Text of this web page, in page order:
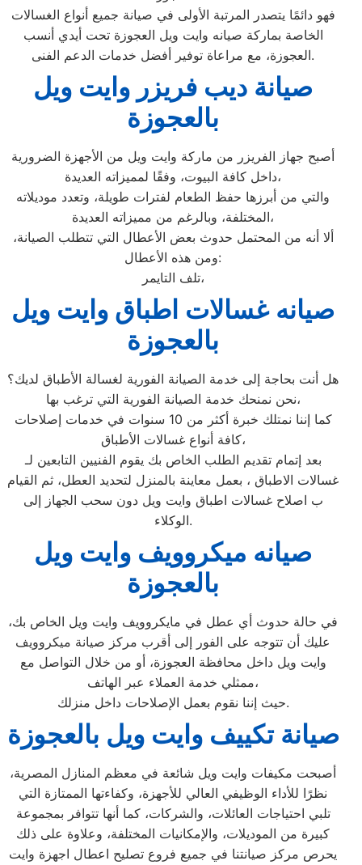
فهو دائمًا يتصدر المرتبة الأولى في صيانة جميع أنواع الغسالات
الخاصة بماركة صيانه وايت ويل العجوزة تحت أيدي أنسب
العجوزة، مع مراعاة توفير أفضل خدمات الدعم الفنى.
صيانة ديب فريزر وايت ويل
بالعجوزة
أصبح جهاز الفريزر من ماركة وايت ويل من الأجهزة الضرورية
داخل كافة البيوت، وفقًا لمميزاته العديدة،
والتي من أبرزها حفظ الطعام لفترات طويلة، وتعدد موديلاته
المختلفة، وبالرغم من مميزاته العديدة،
ألا أنه من المحتمل حدوث بعض الأعطال التي تتطلب الصيانة،
ومن هذه الأعطال:
تلف التايمر،
صيانه غسالات اطباق وايت ويل
بالعجوزة
هل أنت بحاجة إلى خدمة الصيانة الفورية لغسالة الأطباق لديك؟
نحن نمنحك خدمة الصيانة الفورية التي ترغب بها،
كما إننا نمتلك خبرة أكثر من 10 سنوات في خدمات إصلاحات
كافة أنواع غسالات الأطباق،
بعد إتمام تقديم الطلب الخاص بك يقوم الفنيين التابعين لـ
غسالات الاطباق ، بعمل معاينة بالمنزل لتحديد العطل، ثم القيام
ب اصلاح غسالات اطباق وايت ويل دون سحب الجهاز إلى
الوكلاء.
صيانه ميكروويف وايت ويل
بالعجوزة
في حالة حدوث أي عطل في مايكروويف وايت ويل الخاص بك،
عليك أن تتوجه على الفور إلى أقرب مركز صيانة ميكروويف
وايت ويل داخل محافظة العجوزة، أو من خلال التواصل مع
ممثلي خدمة العملاء عبر الهاتف،
حيث إننا نقوم بعمل الإصلاحات داخل منزلك.
صيانة تكييف وايت ويل بالعجوزة
أصبحت مكيفات وايت ويل شائعة في معظم المنازل المصرية،
نظرًا للأداء الوظيفي العالي للأجهزة، وكفاءتها الممتازة التي
تلبي احتياجات العائلات، والشركات، كما أنها تتوافر بمجموعة
كبيرة من الموديلات، والإمكانيات المختلفة، وعلاوة على ذلك
يحرص مركز صيانتنا في جميع فروع تصليح اعطال اجهزة وايت